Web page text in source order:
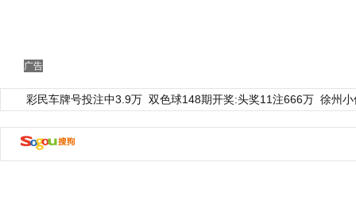
广告
彩民车牌号投注中3.9万 双色球148期开奖:头奖11注666万 徐州